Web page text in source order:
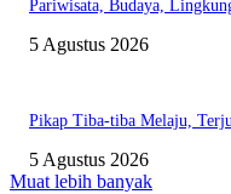
Pariwisata, Budaya,
5 Agustus 2026
Pikap Tiba-tiba Melaju,
5 Agustus 2026
Muat lebih banyak